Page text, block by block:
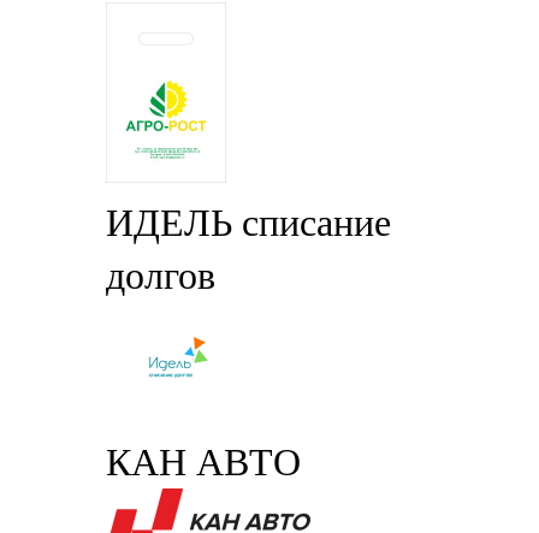
ИДЕЛЬ списание
долгов
КАН АВТО